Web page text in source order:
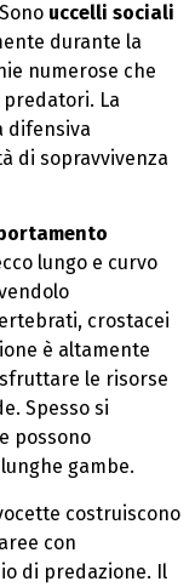
uccelli sociali
durante la
numerose che
La
difensiva
di sopravvivenza
lungo e curvo
crostacei
è altamente
le risorse
Spesso si
possono
gambe.
costruiscono
con
di predazione. Il